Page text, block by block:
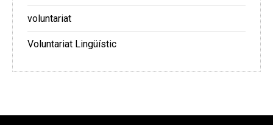
voluntariat
Voluntariat Lingüístic